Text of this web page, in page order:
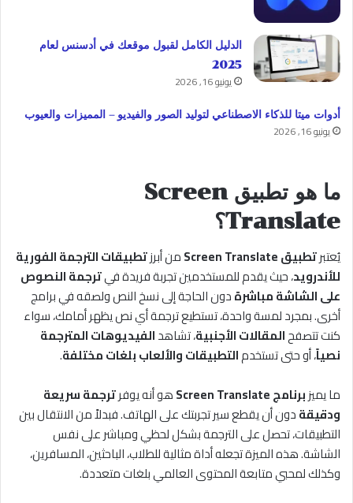
الدليل الكامل لقبول موقعك في أدسنس لعام
2025
يونيو 16, 2026
أدوات ميتا للذكاء الاصطناعي لتوليد الصور والفيديو – المميزات والعيوب
يونيو 16, 2026
ما هو تطبيق Screen
Translate؟
يُعتبرتطبيق Screen Translate من أبرزتطبيقات الترجمة الفورية
للأندرويد، حيث يقدم للمستخدمين تجربة فريدة فيترجمة النصوص
على الشاشة مباشرةدون الحاجة إلى نسخ النص ولصقه في برامج
أخرى. بمجرد لمسة واحدة، تستطيع ترجمة أي نص يظهر أمامك، سواء
كنت تتصفحالمقالات الأجنبية، تشاهدالفيديوهات المترجمة
نصياً، أو حتى تستخدمالتطبيقات والألعاب بلغات مختلفة.
ما يميزبرنامج Screen Translate هو أنه يوفرترجمة سريعة
ودقيقةدون أن يقطع سير تجربتك على الهاتف. فبدلاً من الانتقال بين
التطبيقات، تحصل على الترجمة بشكل لحظي ومباشر على نفس
الشاشة. هذه الميزة تجعله أداة مثالية للطلاب، الباحثين، المسافرين،
وكذلك لمحبي متابعة المحتوى العالمي بلغات متعددة.